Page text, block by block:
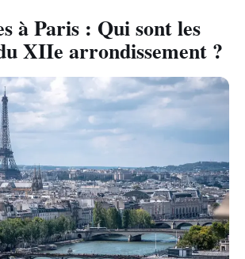
à Paris : Qui sont les
XIIe arrondissement ?